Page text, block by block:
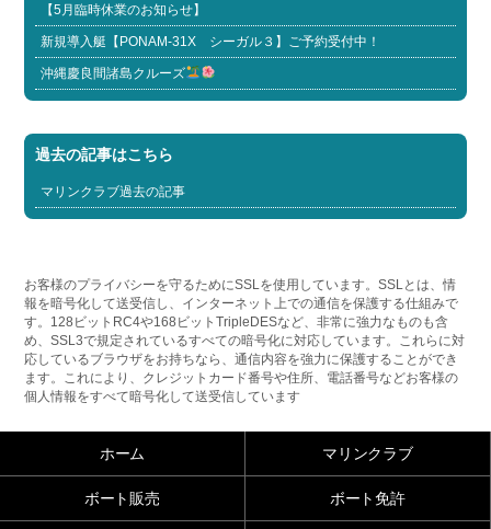
【5月臨時休業のお知らせ】
新規導入艇【PONAM-31X シーガル３】ご予約受付中！
沖縄慶良間諸島クルーズ
過去の記事はこちら
マリンクラブ過去の記事
お客様のプライバシーを守るためにSSLを使用しています。SSLとは、情
報を暗号化して送受信し、インターネット上での通信を保護する仕組みで
す。128ビットRC4や168ビットTripleDESなど、非常に強力なものも含
め、SSL3で規定されているすべての暗号化に対応しています。これらに対
応しているブラウザをお持ちなら、通信内容を強力に保護することができ
ます。これにより、クレジットカード番号や住所、電話番号などお客様の
個人情報をすべて暗号化して送受信しています
ホーム マリンクラブ
ボート販売 ボート免許